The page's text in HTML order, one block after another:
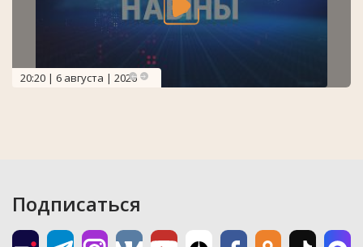
20:20 | 6 августа | 2026
Подписаться